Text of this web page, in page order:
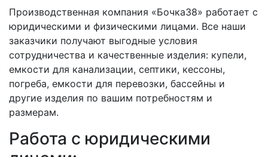
Производственная компания «Бочка38» работает с
юридическими и физическими лицами. Все наши
заказчики получают выгодные условия
сотрудничества и качественные изделия: купели,
емкости для канализации, септики, кессоны,
погреба, емкости для перевозки, бассейны и
другие изделия по вашим потребностям и
размерам.
Работа с юридическими